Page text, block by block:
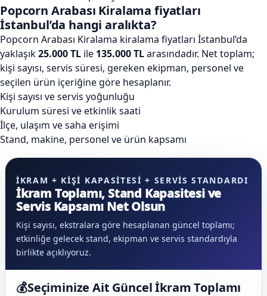
Popcorn Arabası Kiralama fiyatları
İstanbul’da hangi aralıkta?
Popcorn Arabası Kiralama kiralama fiyatları İstanbul’da
yaklaşık25.000 TL ile 135.000 TLarasındadır. Net toplam;
kişi sayısı, servis süresi, gereken ekipman, personel ve
seçilen ürün içeriğine göre hesaplanır.
Kişi sayısı ve servis yoğunluğu
Kurulum süresi ve etkinlik saati
İlçe, ulaşım ve saha erişimi
Stand, makine, personel ve ürün kapsamı
İKRAM + KIŞI KAPASITESI + SERVIS STANDARDI
İkram Toplamı, Stand Kapasitesi ve
Servis Kapsamı Net Olsun
Kişi sayısı, ekstralara göre hesaplanan güncel toplamı;
etkinliğe gelecek stand, ekipman ve servis standardıyla
birlikte açıklıyoruz.
💰Seçiminize Ait Güncel İkram Toplamı